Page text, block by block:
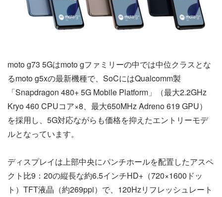
moto g73 5Gはmoto gファミリーの中では中位クラスとな
るmoto g5xの最新機種で、SoCにはQualcomm製
「Snapdragon 480+ 5G Mobile Platform」（最大2.2GHz
Kryo 460 CPUコア×8、最大650MHz Adreno 619 GPU）
を採用し、5G対応ながらも価格を抑えたエントリーモデ
ルとなっています。
ディスプレイは上部中央にパンチホールを配置したアスペ
クト比9：20の縦長な約6.5インチHD+（720×1600ドッ
ト）TFT液晶（約269ppi）で、120Hzリフレッシュレート